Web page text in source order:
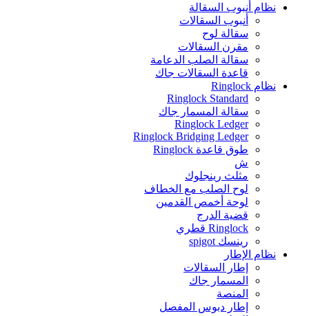
نظام أنبوب السقالة
أنبوب السقالات
سقالة لوح
مقرن السقالات
سقالة الصلب الدعامة
قاعدة السقالات جاك
نظام Ringlock
Ringlock Standard
سقالة المسمار جاك
Ringlock Ledger
Ringlock Bridging Ledger
طوق قاعدة Ringlock
ش
مثلث رينجلوك
لوح الصلب مع الخطاف
لوحة أخمص القدمين
قضية الدرج
Ringlock قطري
رينسك spigot
نظام الإطار
إطار السقالات
المسمار جاك
المنصة
إطار دبوس المفصل